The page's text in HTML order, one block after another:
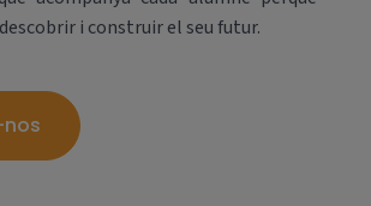
i construir el seu futur.